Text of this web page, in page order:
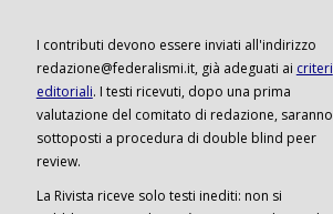
I contributi devono essere inviati all'indirizzo
redazione@federalismi.it, già adeguati ai criteri
editoriali. I testi ricevuti, dopo una prima
valutazione del comitato di redazione, saranno
sottoposti a procedura di double blind peer
review.
La Rivista riceve solo testi inediti: non si